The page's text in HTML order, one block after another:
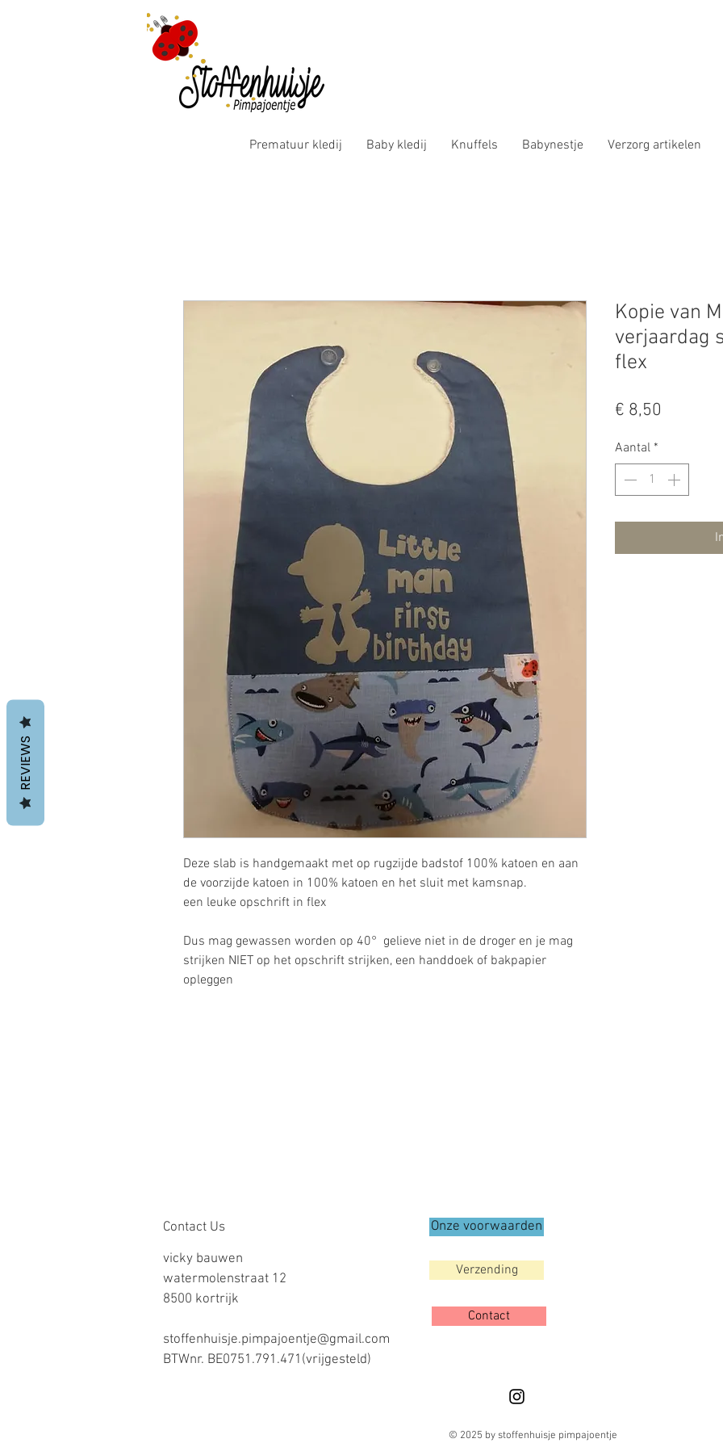
Prematuur kledij Baby kledij Knuffels Babynestje Verzorg artikelen
Deze slab is handgemaakt met op rugzijde badstof 100% katoen en aan
de voorzijde katoen in 100% katoen en het sluit met kamsnap.
een leuke opschrift in flex
Dus mag gewassen worden op 40° gelieve niet in de droger en je mag
strijken NIET op het opschrift strijken, een handdoek of bakpapier
opleggen
Kopie van
verjaardag
flex
€ 8,50
Aantal *
Contact Us
vicky bauwen
watermolenstraat 12
8500 kortrijk
stoffenhuisje.pimpajoentje@gmail.com
BTWnr. BE0751.791.471(vrijgesteld)
Onze voorwaarden
Verzending
Contact
© 2025 by stoffenhuisje pimpajoentje
REVIEWS